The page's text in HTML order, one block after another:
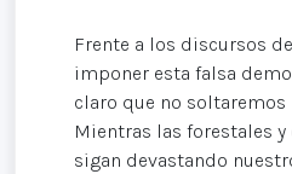
Frente a los discursos
imponer esta falsa
claro que no soltaremos
Mientras las forestales
sigan devastando